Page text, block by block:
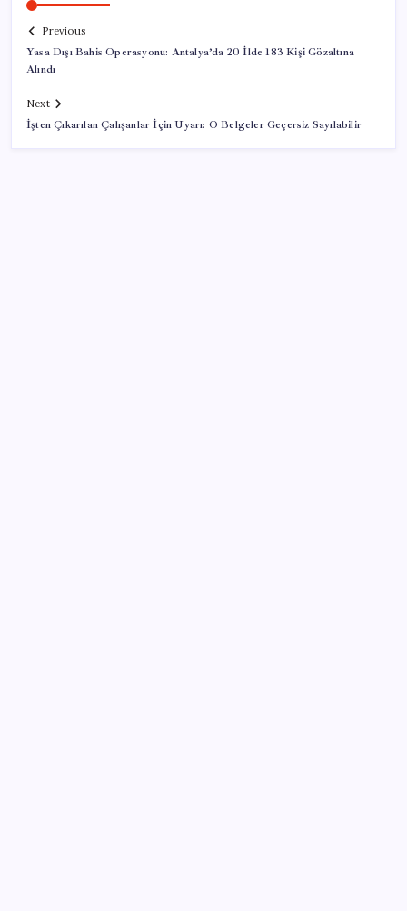
Previous
Yasa Dışı Bahis Operasyonu: Antalya’da 20 İlde 183 Kişi Gözaltına
Alındı
Next
İşten Çıkarılan Çalışanlar İçin Uyarı: O Belgeler Geçersiz Sayılabilir